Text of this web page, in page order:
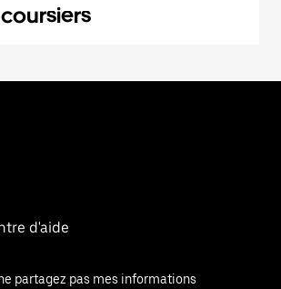
coursiers
d'aide
partagez pas mes informations